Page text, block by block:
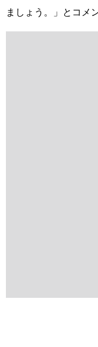
ましょう。」とコメ